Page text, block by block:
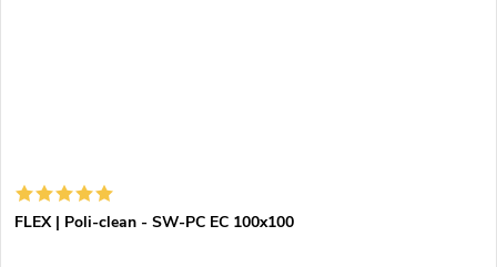
FLEX | Poli-clean - SW-PC EC 100x100